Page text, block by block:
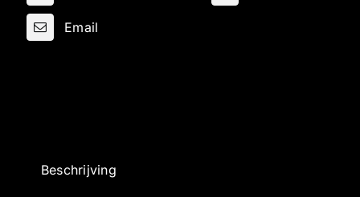
Email
Beschrijving